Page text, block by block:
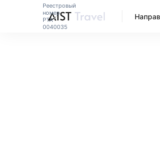
Реестровый
номер
РТА
0040035